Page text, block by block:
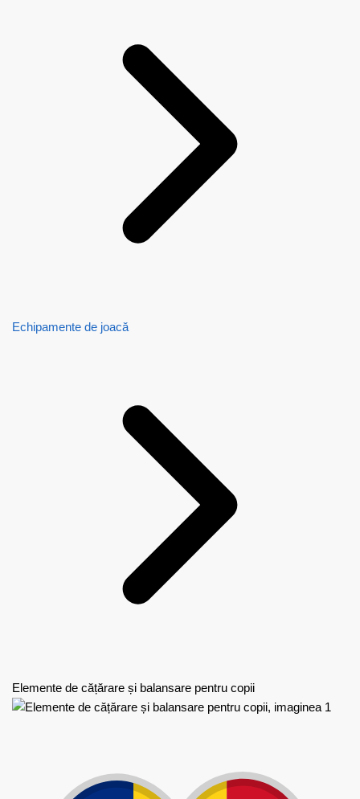
Echipamente de joacă
Elemente de cățărare și balansare pentru copii